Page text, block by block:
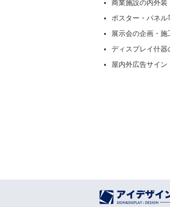
商業施設の内外
ポスター・パネ
展示会の企画・施
ディスプレイ什器
屋内外広告サイ